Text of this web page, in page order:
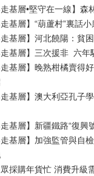
走基層•堅守在一線】森
走基層】“葫蘆村”裏話小
走基層】河北饒陽：貧
走基層】三次援非  六
走基層】晚熟柑橘賣得
走基層】澳大利亞孔子
走基層】新疆鐵路“復興
走基層】加強監管與
採購年貨忙 消費升級